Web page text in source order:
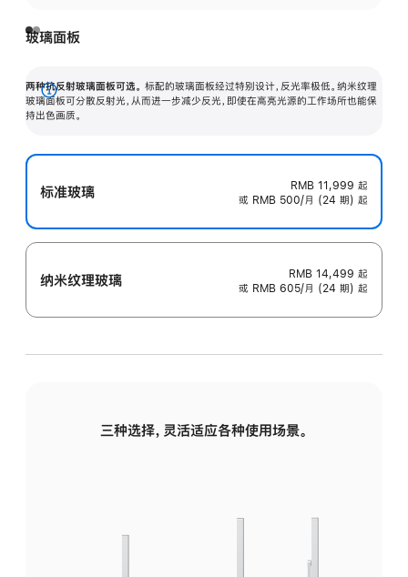
玻璃面板
两种抗反射玻璃面板可选。 标配的玻璃面板经过特别设计，反光率极低。纳米纹理
玻璃面板可分散反射光，从而进一步减少反光，即使在高亮光源的工作场所也能保
持出色画质。
展
开
标准玻璃 RMB 11,999 起
或 RMB 500/月 (24 期) 起
纳米纹理玻璃 RMB 14,499 起
或 RMB 605/月 (24 期) 起
三种选择，灵活适应各种使用场景。